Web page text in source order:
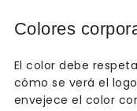
Colores
El color debe
cómo se verá el
envejece el color